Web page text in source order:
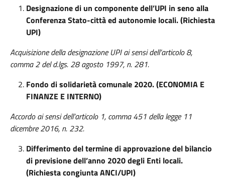
Designazione di un componente dell’UPI in seno alla
Conferenza Stato-città ed autonomie locali. (Richiesta
UPI)
Acquisizione della designazione UPI ai sensi dell’articolo 8,
comma 2 del d.lgs. 28 agosto 1997, n. 281.
Fondo di solidarietà comunale 2020.(ECONOMIA E
FINANZE E INTERNO)
Accordo ai sensi dell’articolo 1, comma 451 della legge 11
dicembre 2016, n. 232.
Differimento del termine di approvazione del bilancio
di previsione dell’anno 2020 degli Enti locali.
(Richiesta congiunta ANCI/UPI)